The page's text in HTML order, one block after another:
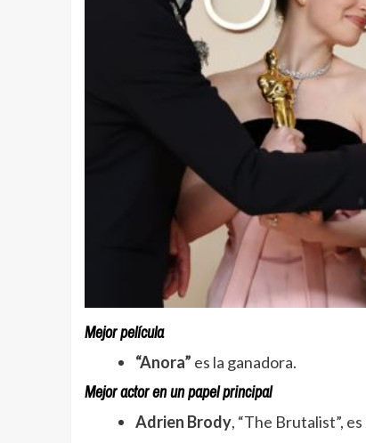
Mejor película
“Anora” es la ganadora.
Mejor actor en un papel principal
Adrien Brody, “The Brutalist”,